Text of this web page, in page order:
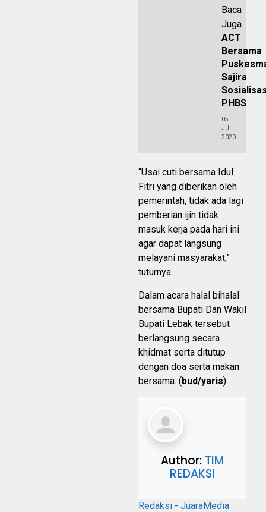
Baca
Juga
ACT
Bersama
Sajira
PHBS
05
JUL
2020
“Usai cuti bersama Idul
Fitri yang diberikan oleh
pemerintah, tidak ada lagi
pemberian ijin tidak
masuk kerja pada hari ini
agar dapat langsung
melayani masyarakat,”
tuturnya.
Dalam acara halal bihalal
bersama Bupati Dan Wakil
Bupati Lebak tersebut
berlangsung secara
khidmat serta ditutup
dengan doa serta makan
bersama. (bud/yaris)
Author: TIM
REDAKSI
Redaksi - JuaraMedia